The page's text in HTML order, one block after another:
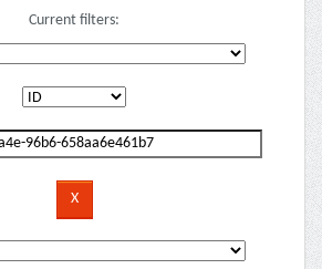
Current filters: